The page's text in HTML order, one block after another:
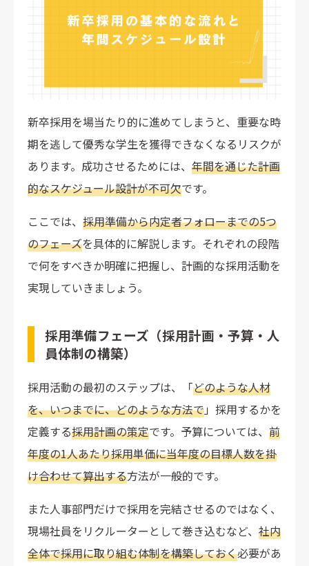
新卒採用を場当たり的に進めてしまうと、重要な時
期を逃して優秀な学生を獲得できなくなるリスクが
あります。成功させるためには、 年間を通じた計画
的なスケジュール設計が不可欠です。
ここでは、 採用準備から内定者フォローまでの5つ
のフェーズを具体的に解説します。それぞれの段階
で何をすべきか明確に把握し、計画的な採用活動を
実現していきましょう。
採用準備フェーズ（採用計画・予算・人
員体制の構築）
採用活動の最初のステップは、「どのような人材
を、いつまでに、どのような方法で」採用するかを
定義する採用計画の策定です。予算については、 前
年度の1人あたり採用単価に当年度の目標人数を掛
け合わせて算出する方法が一般的です。
また人事部門だけで採用を完結させるのではなく、
現場社員をリクルーターとして巻き込むなど、 社内
全体で採用に取り組む体制を構築しておく必要があ